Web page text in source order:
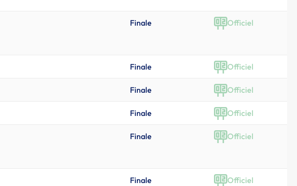
Finale Officiel
Finale Officiel
Finale Officiel
Finale Officiel
Finale Officiel
Finale Officiel